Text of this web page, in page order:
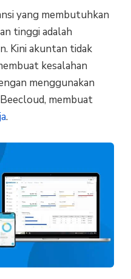
yang membutuhkan
tinggi adalah
Kini akuntan tidak
kesalahan
menggunakan
Beecloud, membuat
.